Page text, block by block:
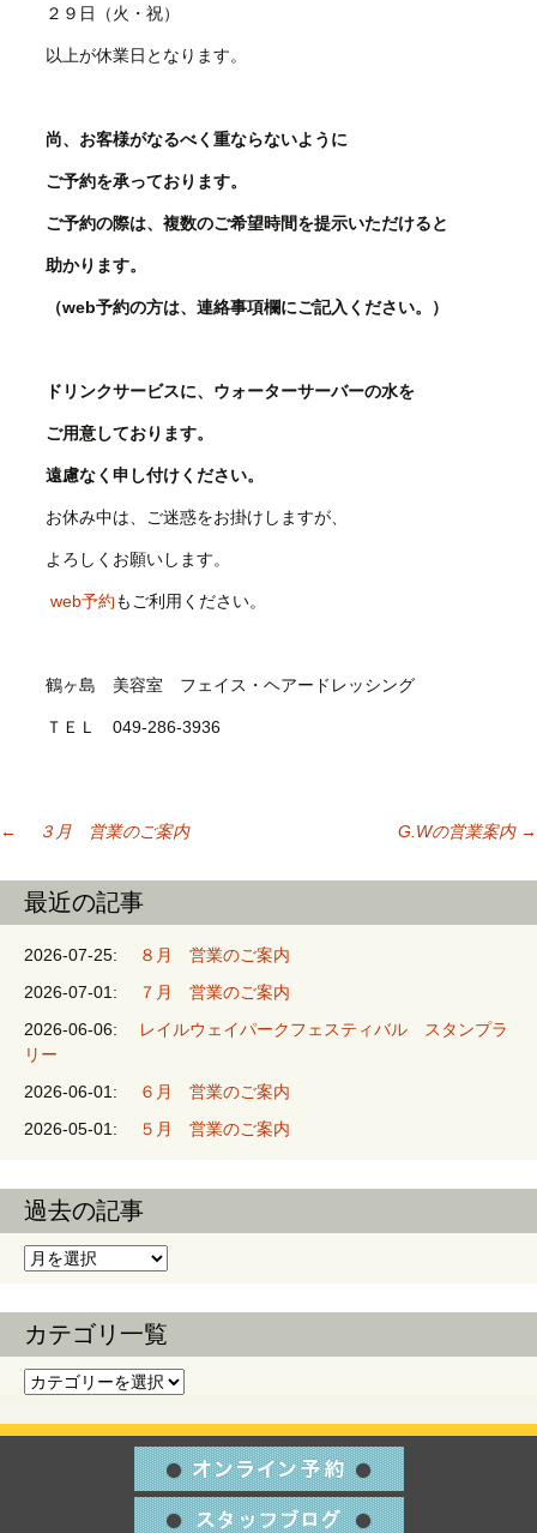
２９日（火・祝）
以上が休業日となります。
尚、お客様がなるべく重ならないように
ご予約を承っております。
ご予約の際は、複数のご希望時間を提示いただけると
助かります。
（web予約の方は、連絡事項欄にご記入ください。）
ドリンクサービスに、ウォーターサーバーの水を
ご用意しております。
遠慮なく申し付けください。
お休み中は、ご迷惑をお掛けしますが、
よろしくお願いします。
web予約もご利用ください。
鶴ヶ島 美容室 フェイス・ヘアードレッシング
ＴＥＬ 049-286-3936
投稿ナビゲーシ
ョン
← ３月 営業のご案内 G.Wの営業案内 →
最近の記事
2026-07-25:
８月 営業のご案内
2026-07-01:
７月 営業のご案内
2026-06-06:
レイルウェイパークフェスティバル スタンプラ
リー
2026-06-01:
６月 営業のご案内
2026-05-01:
５月 営業のご案内
過去の記事
過去の記事
カテゴリ一覧
カテゴリ一覧